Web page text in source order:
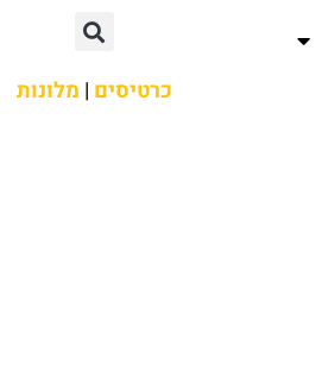
כרטיסים | מלונות